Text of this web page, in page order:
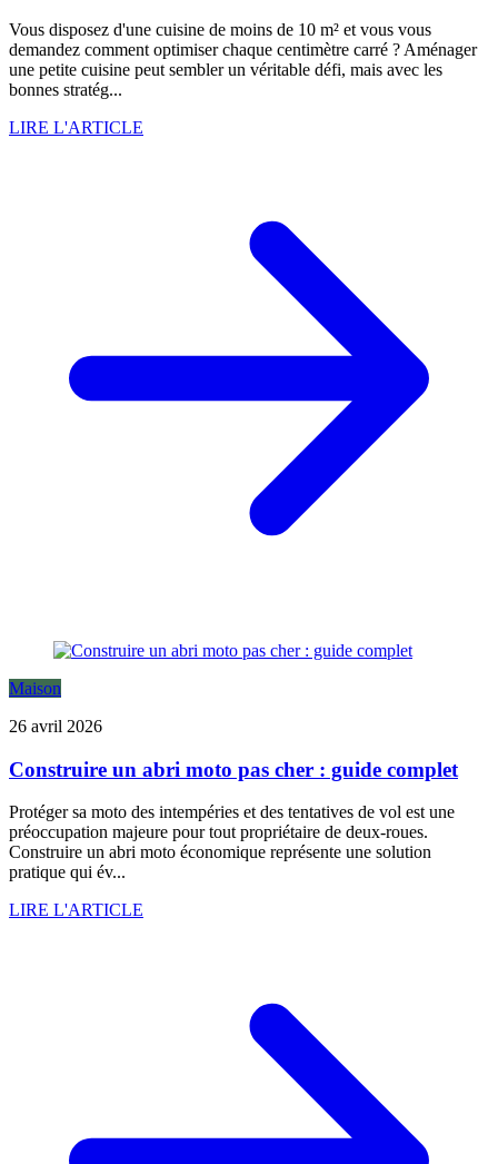
Vous disposez d'une cuisine de moins de 10 m² et vous vous
demandez comment optimiser chaque centimètre carré ? Aménager
une petite cuisine peut sembler un véritable défi, mais avec les
bonnes stratég...
LIRE L'ARTICLE
Maison
26 avril 2026
Construire un abri moto pas cher : guide complet
Protéger sa moto des intempéries et des tentatives de vol est une
préoccupation majeure pour tout propriétaire de deux-roues.
Construire un abri moto économique représente une solution
pratique qui év...
LIRE L'ARTICLE